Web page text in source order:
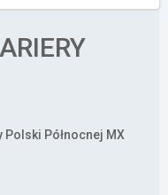
Północnej MX